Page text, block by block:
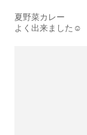
夏野菜カレー
よく出来ました☺️